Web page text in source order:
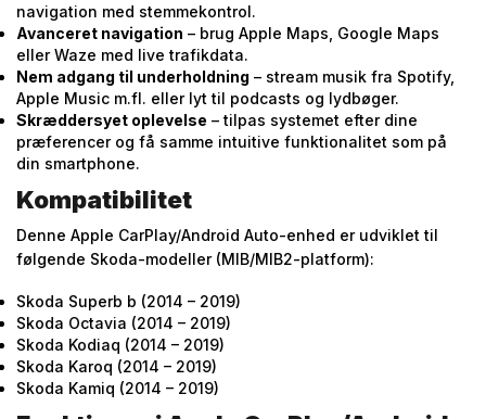
navigation med stemmekontrol.
Avanceret navigation – brug Apple Maps, Google Maps
eller Waze med live trafikdata.
Nem adgang til underholdning – stream musik fra Spotify,
Apple Music m.fl. eller lyt til podcasts og lydbøger.
Skræddersyet oplevelse – tilpas systemet efter dine
præferencer og få samme intuitive funktionalitet som på
din smartphone.
Kompatibilitet
Denne Apple CarPlay/Android Auto-enhed er udviklet til
følgende Skoda-modeller (MIB/MIB2-platform):
Skoda Superb b (2014 – 2019)
Skoda Octavia (2014 – 2019)
Skoda Kodiaq (2014 – 2019)
Skoda Karoq (2014 – 2019)
Skoda Kamiq (2014 – 2019)